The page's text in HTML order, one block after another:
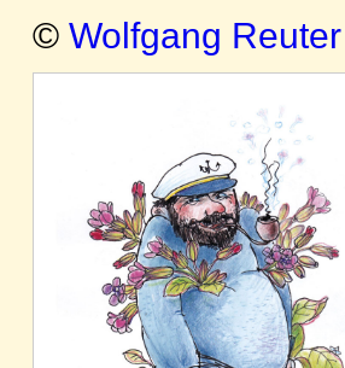
© Wolfgang Reuter